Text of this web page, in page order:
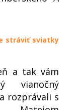
stráviť sviatky
a tak vám
vianočný
rozprávali s